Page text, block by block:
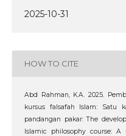
2025-10-31
HOW TO CITE
Abd Rahman, K.A. 2025.
kursus falsafah Islam: Satu
pandangan pakar: The
Islamic philosophy course: